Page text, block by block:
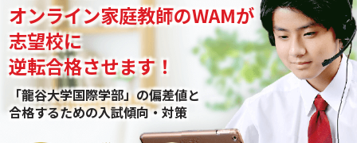
オンライン家庭教師のWAMが
志望校に
逆転合格させます！
「龍谷大学国際学部」の偏差値と
合格するための⼊試傾向・対策